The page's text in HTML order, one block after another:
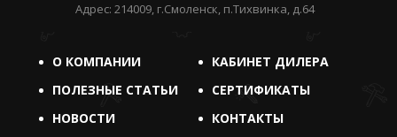
Адрес: 214009, г.Смоленск, п.Тихвинка, д.64
О КОМПАНИИ
КАБИНЕТ ДИЛЕРА
ПОЛЕЗНЫЕ СТАТЬИ
СЕРТИФИКАТЫ
НОВОСТИ
КОНТАКТЫ